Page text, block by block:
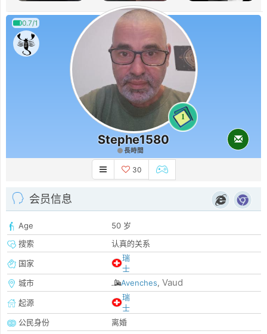
0.7/1
1
Stephe1580
長時間
30
会员信息
Age
50 岁
搜索
认真的关系
国家
瑞
士
城市
Avenches, Vaud
起源
瑞
士
公民身份
离婚